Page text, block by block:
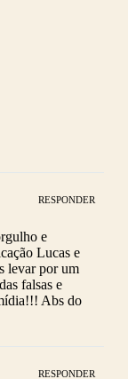
RESPONDER
e
Lucas e
levar por um
falsas e
Abs do
RESPONDER